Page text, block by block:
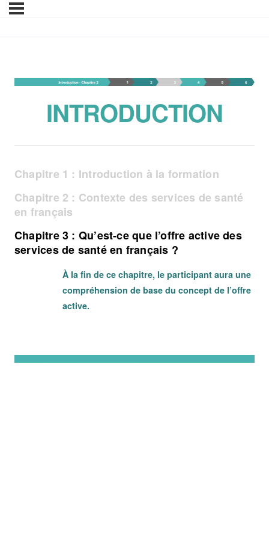
Introduction – Chapitre
INTRODUCTION
Chapitre 1 : Introduction à la formation
Chapitre 2 : Contexte des services de santé
en français
Chapitre 3 : Qu’est-ce que l’offre active des
services de santé en français ?
À la fin de ce chapitre, le participant aura une
compréhension de base du concept de l’offre
active.